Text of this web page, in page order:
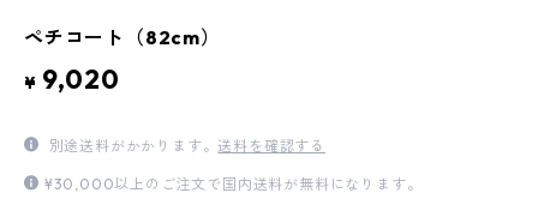
ペチコート（82cm）
¥ 9,020
別途送料がかかります。送料を確認する
¥30,000以上のご注文で国内送料が無料になります。